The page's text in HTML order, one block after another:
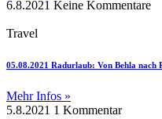
6.8.2021 Keine Kommentare
Travel
05.08.2021 Radurlaub: Von Behla nach
Mehr Infos »
5.8.2021 1 Kommentar